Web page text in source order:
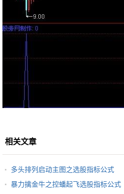
相关文章
多头排列启动主图之选股指标公式
暴力擒金牛之控蟠起飞选股指标公式